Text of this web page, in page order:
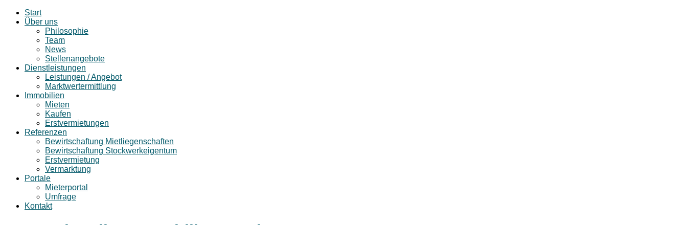
Start
Über uns
Philosophie
Team
News
Stellenangebote
Dienstleistungen
Leistungen / Angebot
Marktwertermittlung
Immobilien
Mieten
Kaufen
Erstvermietungen
Referenzen
Bewirtschaftung Mietliegenschaften
Bewirtschaftung Stockwerkeigentum
Erstvermietung
Vermarktung
Portale
Mieterportal
Umfrage
Kontakt